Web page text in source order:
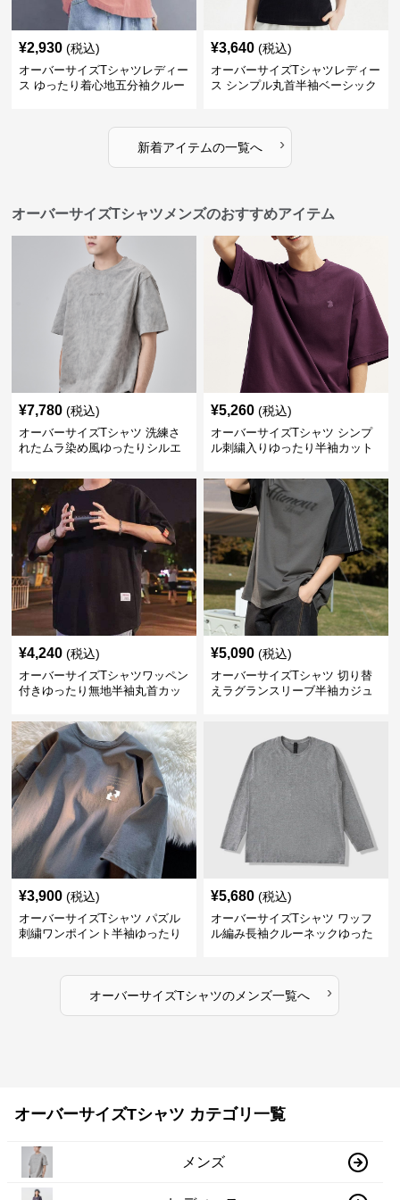
¥2,930 (税込)
オーバーサイズTシャツレディー
ス ゆったり着心地五分袖クルー
¥3,640 (税込)
オーバーサイズTシャツレディー
ス シンプル丸首半袖ベーシック
新着アイテムの一覧へ ›
オーバーサイズTシャツメンズのおすすめアイテム
¥7,780 (税込)
オーバーサイズTシャツ 洗練さ
れたムラ染め風ゆったりシルエ
¥5,260 (税込)
オーバーサイズTシャツ シンプ
ル刺繍入りゆったり半袖カット
¥4,240 (税込)
オーバーサイズTシャツワッペン
付きゆったり無地半袖丸首カッ
¥5,090 (税込)
オーバーサイズTシャツ 切り替
えラグランスリーブ半袖カジュ
¥3,900 (税込)
オーバーサイズTシャツ パズル
刺繍ワンポイント半袖ゆったり
¥5,680 (税込)
オーバーサイズTシャツ ワッフ
ル編み長袖クルーネックゆった
オーバーサイズTシャツの メンズ一覧へ ›
オーバーサイズTシャツ カテゴリ一覧
メンズ